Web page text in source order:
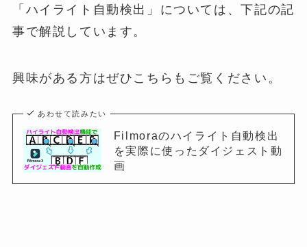
「ハイライト自動検出」については、下記の記
事で解説しています。
興味がある方はぜひこちらもご覧ください。
あわせて読みたい
Filmoraのハイライト自動検出
を実際に使ったダイジェスト動
画